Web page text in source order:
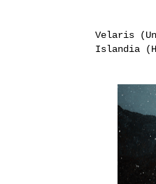
Velaris
Islandia